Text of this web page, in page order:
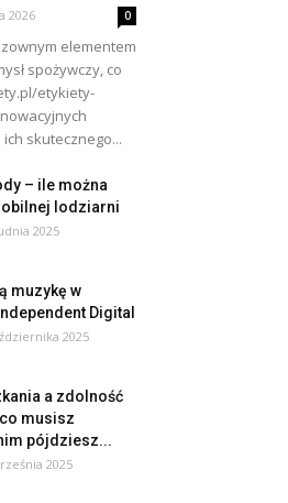
2026 0
elementem
spożywczy, co
etykiety-
skutecznego...
– ile można
lodziarni
2025
muzykę w
Digital
2025
a zdolność
musisz
pójdziesz...
2025